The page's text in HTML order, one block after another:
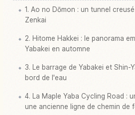
1. Ao no Dōmon : un tunnel
Zenkai
2. Hitome Hakkei : le panorama
Yabakei en automne
3. Le barrage de Yabakei et Shin-
bord de l'eau
4. La Maple Yaba Cycling Road :
une ancienne ligne de chemin de